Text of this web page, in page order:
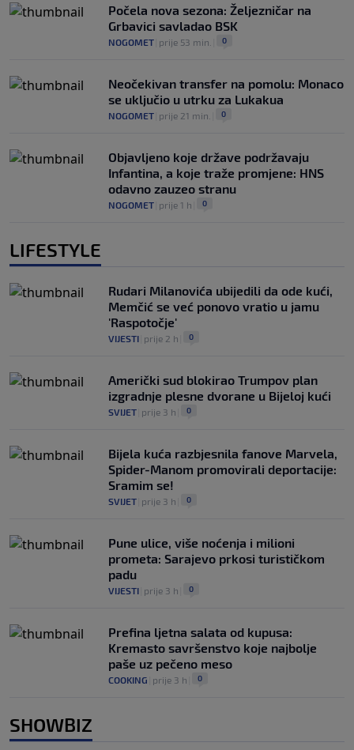
Počela nova sezona: Željezničar na
Grbavici savladao BSK
NOGOMET prije 53 min. 0
Neočekivan transfer na pomolu: Monaco
se uključio u utrku za Lukakua
NOGOMET prije 21 min. 0
Objavljeno koje države podržavaju
Infantina, a koje traže promjene: HNS
odavno zauzeo stranu
NOGOMET prije 1 h 0
LIFESTYLE
Rudari Milanovića ubijedili da ode kući,
Memčić se već ponovo vratio u jamu
'Raspotočje'
VIJESTI prije 2 h 0
Američki sud blokirao Trumpov plan
izgradnje plesne dvorane u Bijeloj kući
SVIJET prije 3 h 0
Bijela kuća razbjesnila fanove Marvela,
Spider-Manom promovirali deportacije:
Sramim se!
SVIJET prije 3 h 0
Pune ulice, više noćenja i milioni
prometa: Sarajevo prkosi turističkom
padu
VIJESTI prije 3 h 0
Prefina ljetna salata od kupusa:
Kremasto savršenstvo koje najbolje
paše uz pečeno meso
COOKING prije 3 h 0
SHOWBIZ